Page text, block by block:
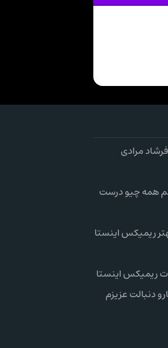
مرادی
همه چیو درست
ریمیکس اینستا
ریمیکس اینستا
دنبالت عزیزم